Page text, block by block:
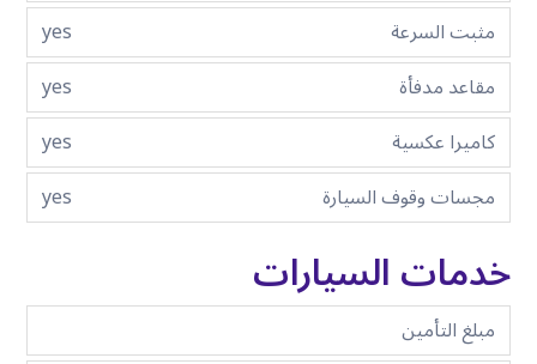
مثبت السرعة
yes
مقاعد مدفأة
yes
كاميرا عكسية
yes
مجسات وقوف السيارة
yes
خدمات السيارات
مبلغ التأمين